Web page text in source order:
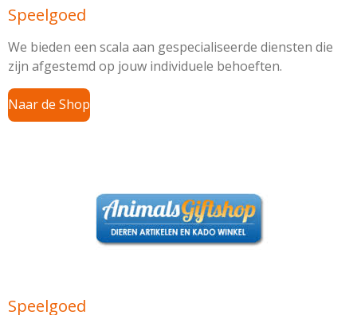
Speelgoed
We bieden een scala aan gespecialiseerde diensten die
zijn afgestemd op jouw individuele behoeften.
Naar de Shop
Speelgoed